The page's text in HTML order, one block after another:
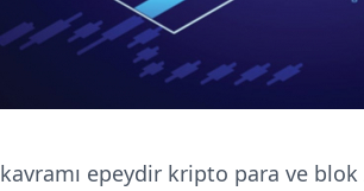
kavramı epeydir kripto para ve